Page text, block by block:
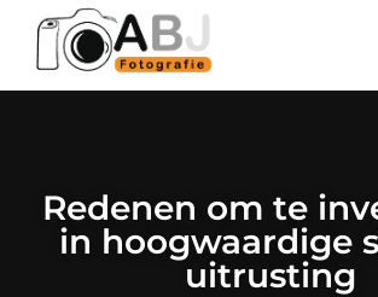
Redenen om te
in hoogwaardige
uitrusting